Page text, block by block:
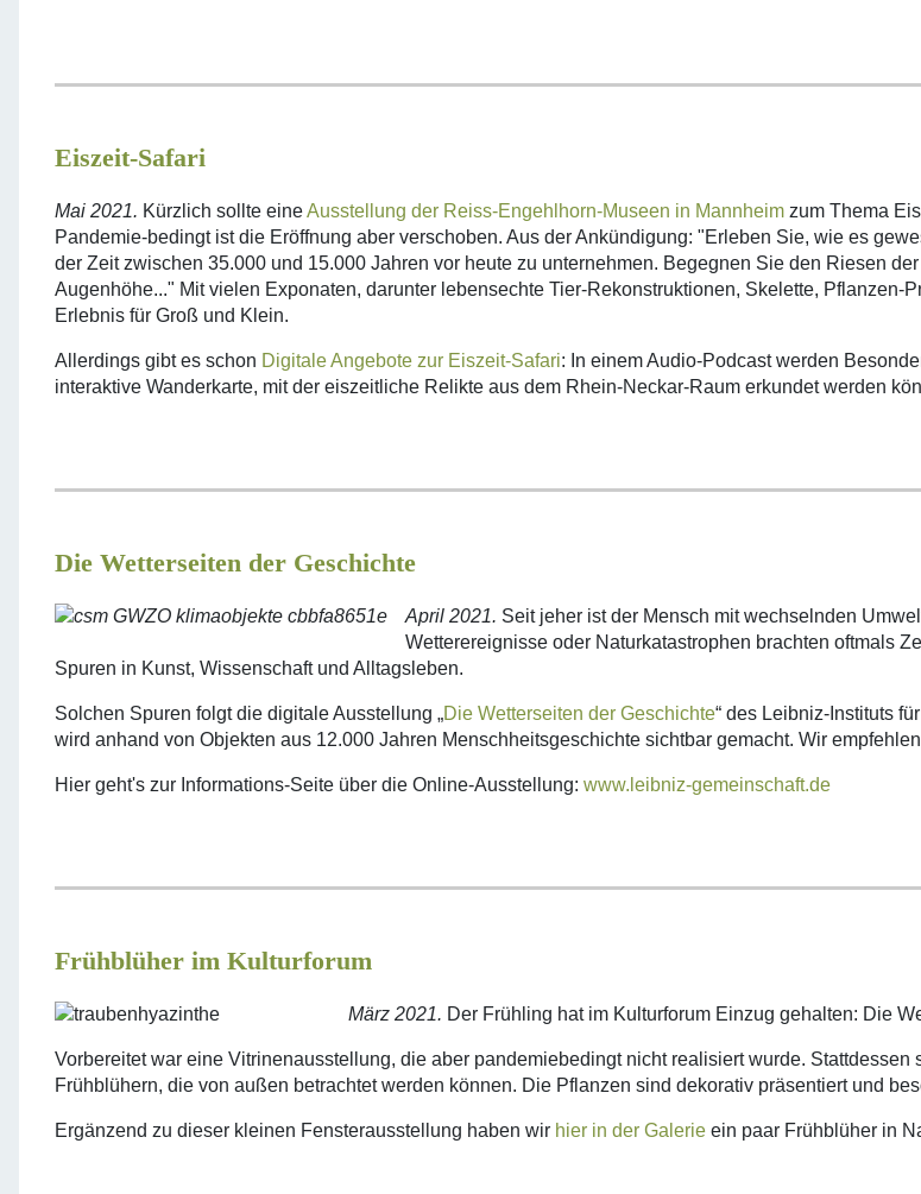
Eiszeit-Safari
Mai 2021. Kürzlich sollte eineAusstellung der Reiss-Engehlhorn-Museen in Mannheim zum Thema
Pandemie-bedingt ist die Eröffnung aber verschoben. Aus der Ankündigung: "Erleben Sie, wie es
der Zeit zwischen 35.000 und 15.000 Jahren vor heute zu unternehmen. Begegnen Sie den Riesen
Augenhöhe..." Mit vielen Exponaten, darunter lebensechte Tier-Rekonstruktionen, Skelette,
Erlebnis für Groß und Klein.
Allerdings gibt es schon Digitale Angebote zur Eiszeit-Safari: In einem Audio-Podcast werden
interaktive Wanderkarte, mit der eiszeitliche Relikte aus dem Rhein-Neckar-Raum erkundet werden
Die Wetterseiten der Geschichte
April 2021. Seit jeher ist der Mensch mit wechselnden
Wetterereignisse oder Naturkatastrophen brachten oftmals
Spuren in Kunst, Wissenschaft und Alltagsleben.
Solchen Spuren folgt die digitale Ausstellung „Die Wetterseiten der Geschichte“ des Leibniz-Instituts
wird anhand von Objekten aus 12.000 Jahren Menschheitsgeschichte sichtbar gemacht. Wir
Hier geht's zur Informations-Seite über die Online-Ausstellung: www.leibniz-gemeinschaft.de
Frühblüher im Kulturforum
März 2021. Der Frühling hat im Kulturforum Einzug gehalten: Die
Vorbereitet war eine Vitrinenausstellung, die aber pandemiebedingt nicht realisiert wurde.
Frühblühern, die von außen betrachtet werden können. Die Pflanzen sind dekorativ präsentiert und
Ergänzend zu dieser kleinen Fensterausstellung haben wir hier in der Galerie ein paar Frühblüher in